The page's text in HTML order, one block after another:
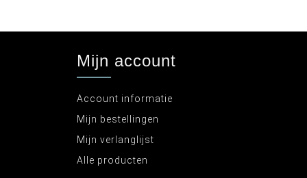
Mijn account
Account informatie
Mijn bestellingen
Mijn verlanglijst
Alle producten